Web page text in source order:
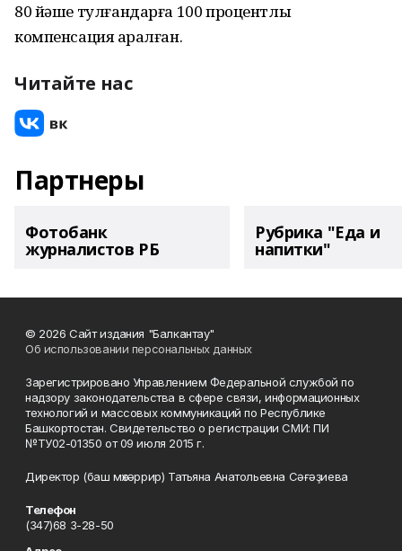
80 йәше тулғандарға 100 процентлыҡ
компенсация ҡаралған.
Читайте нас
Партнеры
Фотобанк
журналистов РБ
Рубрика "Еда и
напитки"
© 2026 Сайт издания "Балкантау"
Об использовании персональных данных
Зарегистрировано Управлением Федеральной службой по
надзору законодательства в сфере связи, информационных
технологий и массовых коммуникаций по Республике
Башкортостан. Свидетельство о регистрации СМИ: ПИ
№ТУ02-01350 от 09 июля 2015 г.
Директор (баш мөхәррир) Татьяна Анатольевна Сәғәҙиева
Телефон
(347)68 3-28-50